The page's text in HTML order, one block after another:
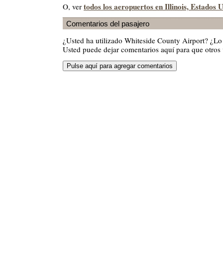
O, ver todos los aeropuertos en Illinois, Estados
Comentarios del pasajero
¿Usted ha utilizado Whiteside County Airport?
Usted puede dejar comentarios aquí para que